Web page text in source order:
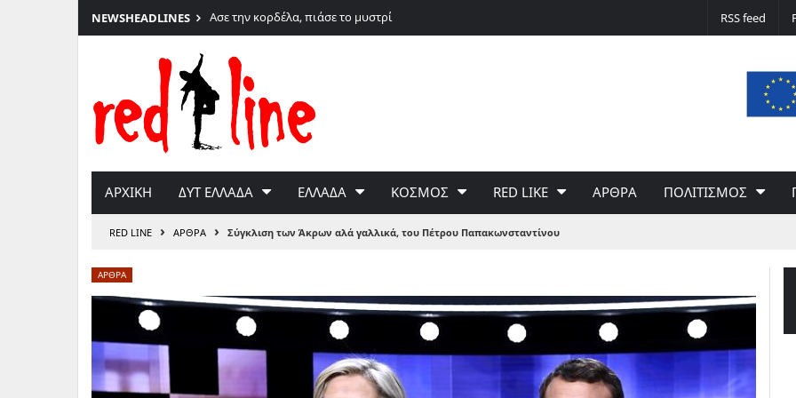
Μετάβαση
στο
περιεχόμενο
NEWSHEADLINES Ασε την κορδέλα, πιάσε το μυστρί
Δε φταίει ο άνεμος… Φταίει η πολιτική
του Γιώργου Σαχίνη
RSS feed
ΑΡΧΙΚΗ ΔΥΤ ΕΛΛΑΔΑ ΕΛΛΑΔΑ ΚΟΣΜΟΣ RED LIKE ΑΡΘΡΑ ΠΟΛΙΤΙΣΜΟΣ
RED LINE › ΑΡΘΡΑ › Σύγκλιση των Άκρων αλά γαλλικά, του Πέτρου Παπακωνσταντίνου
ΑΡΘΡΑ